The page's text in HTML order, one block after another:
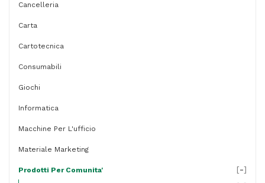
Cancelleria
Carta
Cartotecnica
Consumabili
Giochi
Informatica
Macchine Per L'ufficio
Materiale Marketing
Prodotti Per Comunita'
[-]